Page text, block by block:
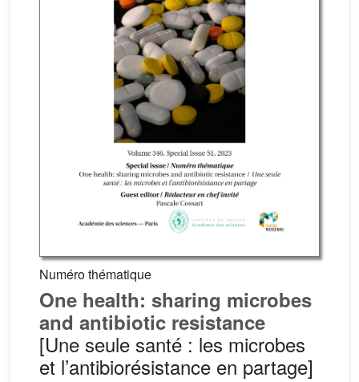
Numéro thématique
One health: sharing microbes
and antibiotic resistance
[Une seule santé : les microbes
et l’antibiorésistance en partage]